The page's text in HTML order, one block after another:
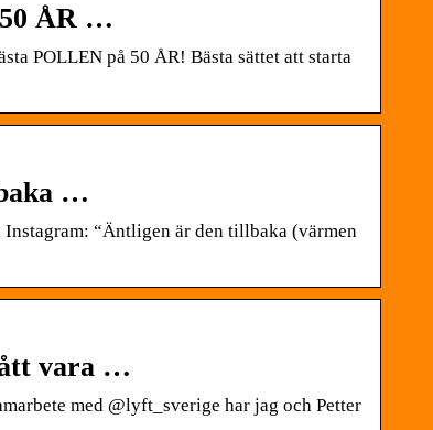
ÅR …
POLLEN på 50 ÅR! Bästa sättet att starta
…
“Äntligen är den tillbaka (värmen
vara …
med @lyft_sverige har jag och Petter